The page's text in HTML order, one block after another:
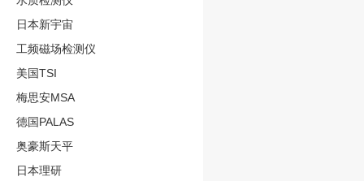
日本新宇宙
工频磁场检测仪
美国TSI
梅思安MSA
德国PALAS
奥豪斯天平
日本理研